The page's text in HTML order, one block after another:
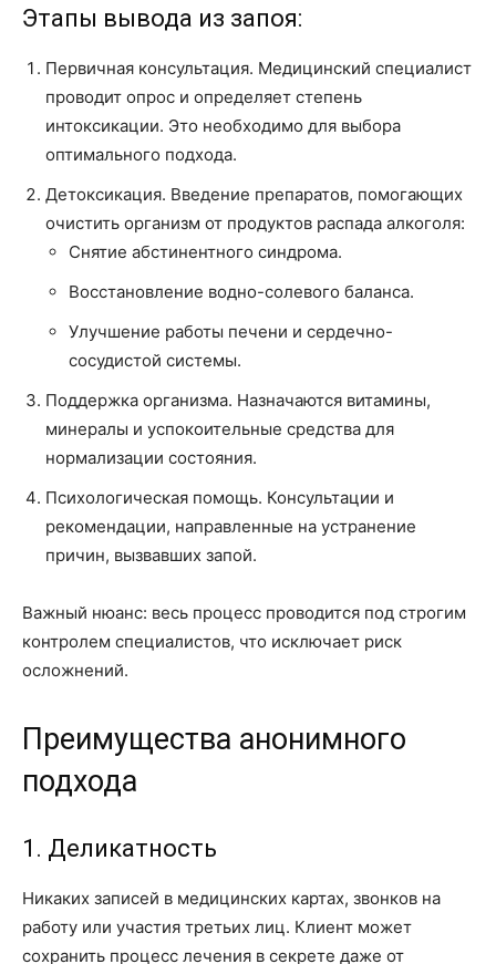
Этапы вывода из запоя:
Первичная консультация. Медицинский специалист
проводит опрос и определяет степень
интоксикации. Это необходимо для выбора
оптимального подхода.
Детоксикация. Введение препаратов, помогающих
очистить организм от продуктов распада алкоголя:
Снятие абстинентного синдрома.
Восстановление водно-солевого баланса.
Улучшение работы печени и сердечно-
сосудистой системы.
Поддержка организма. Назначаются витамины,
минералы и успокоительные средства для
нормализации состояния.
Психологическая помощь. Консультации и
рекомендации, направленные на устранение
причин, вызвавших запой.
Важный нюанс: весь процесс проводится под строгим
контролем специалистов, что исключает риск
осложнений.
Преимущества анонимного
подхода
1. Деликатность
Никаких записей в медицинских картах, звонков на
работу или участия третьих лиц. Клиент может
сохранить процесс лечения в секрете даже от